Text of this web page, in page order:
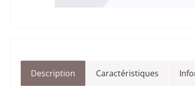
Description Caractéristiques